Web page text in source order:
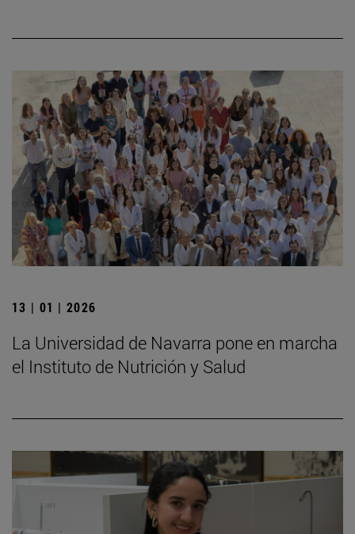
13 | 01 | 2026
La Universidad de Navarra pone en marcha
el Instituto de Nutrición y Salud